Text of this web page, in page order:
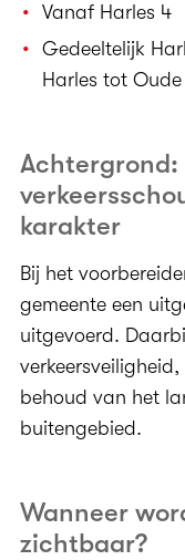
Vanaf Harles 4
Gedeeltelijk
Harles tot Oude
Achtergrond:
karakter
Bij het
gemeente een
uitgevoerd.
behoud van het
buitengebied.
Wanneer
zichtbaar?